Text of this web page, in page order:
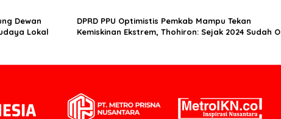
Dewan
Lokal
DPRD PPU Optimistis Pemkab Mampu Tekan
Kemiskinan Ekstrem, Thohiron: Sejak 2024 Sudah O